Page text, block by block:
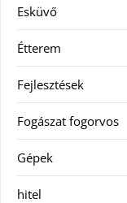
Esküvő
Étterem
Fejlesztések
Fogászat fogorvos
Gépek
hitel